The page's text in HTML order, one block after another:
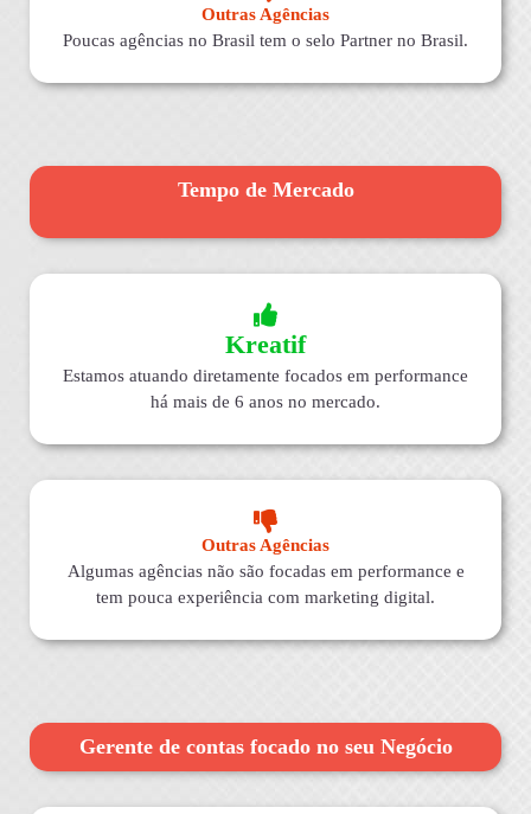
Outras Agências
Poucas agências no Brasil tem o selo Partner no Brasil.
Tempo de Mercado
Kreatif
Estamos atuando diretamente focados em performance
há mais de 6 anos no mercado.
Outras Agências
Algumas agências não são focadas em performance e
tem pouca experiência com marketing digital.
Gerente de contas focado no seu Negócio